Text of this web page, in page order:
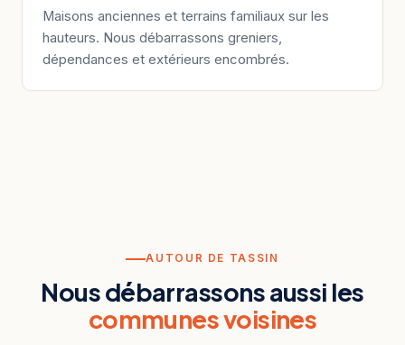
Maisons anciennes et terrains familiaux sur les
hauteurs. Nous débarrassons greniers,
dépendances et extérieurs encombrés.
AUTOUR DE TASSIN
Nous débarrassons aussi les
communes voisines